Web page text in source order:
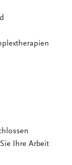
Ihre Arbeit